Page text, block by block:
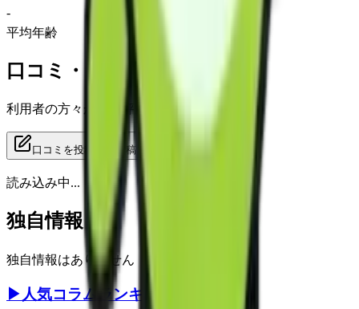
-
平均年齢
口コミ・レビュー
利用者の方々からの評価をご覧いただけます
口コミを投稿する 投稿
読み込み中...
独自情報
独自情報はありません
▶ 人気コラムランキング